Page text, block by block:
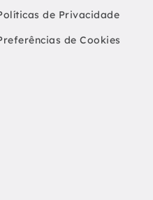
de Privacidade
de Cookies